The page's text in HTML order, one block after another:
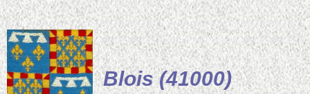
Blois (41000)